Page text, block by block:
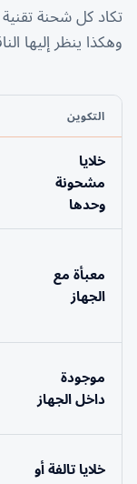
تكاد كل شحنة
وهكذا ينظر إليها
التكوين
خلايا
مشحونة
وحدها
معبأة مع
الجهاز
موجودة
داخل الجهاز
خلايا تالفة أو